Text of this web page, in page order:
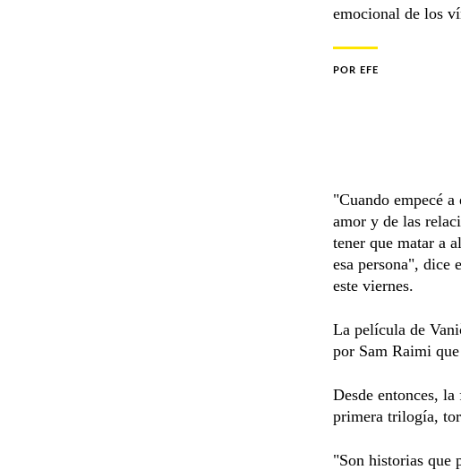
emocional de los
POR EFE
"Cuando empecé
amor y de las
tener que matar a
esa persona", dice
este viernes.
La película de
por Sam Raimi
Desde entonces,
primera trilogía,
"Son historias que